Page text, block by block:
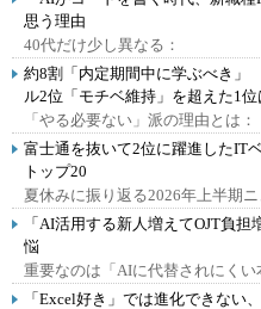
思う理由
40代だけ少し異なる：
約8割「内定期間中に学ぶべき
ル2位「モチベ維持」を超えた1位
「やる必要ない」派の理由とは：
富士通を抜いて2位に躍進した
トップ20
夏休みに振り返る2026年上半期ニ
「AI活用する新人増えてOJT負
悩
重要なのは「AIに代替されにくい
「Excel好き」では進化できない